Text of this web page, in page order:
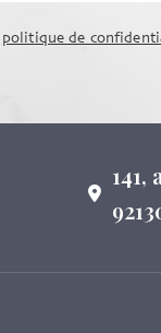
politique de
141,